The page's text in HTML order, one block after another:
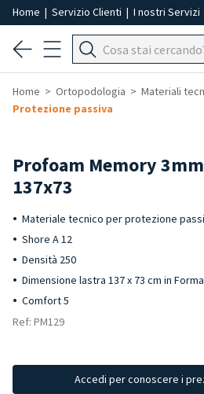
Home | Servizio Clienti | I nostri Servizi
Home Ortopodologia
Materiali
Protezione passiva
Profoam Memory
137x73
Materiale tecnico per protezione
Shore A 12
Densità 250
Dimensione lastra 137 x 73 cm in
Comfort 5
Ref: PM129
Accedi per conoscere i